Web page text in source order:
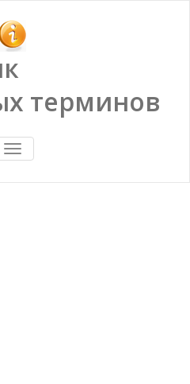
терминов
ПОКАЗАТЬ/
СКРЫТЬ